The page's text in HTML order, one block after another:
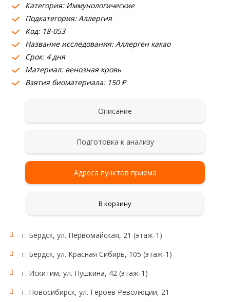
Получить результат
Пациентам
О компании
Где сдать
Категория: Иммунологические
Подкатегория: Аллергия
Код: 18-053
Название исследования: Аллерген какао
Срок: 4 дня
Материал: венозная кровь
Взятия биоматериала: 150 ₽
Описание
Подготовка к анализу
Адреса пунктов приема
В корзину
г. Бердск, ул. Первомайская, 21 (этаж-1)
г. Бердск, ул. Красная Сибирь, 105 (этаж-1)
г. Искитим, ул. Пушкина, 42 (этаж-1)
г. Новосибирск, ул. Героев Революции, 21